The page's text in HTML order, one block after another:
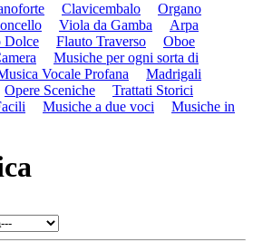
Clavicembalo
Organo
Viola da Gamba
Arpa
Dolce Flauto Traverso
Oboe
Musiche per ogni sorta di
Vocale Profana
Madrigali
Opere Sceniche
Trattati Storici
Musiche a due voci
Musiche in